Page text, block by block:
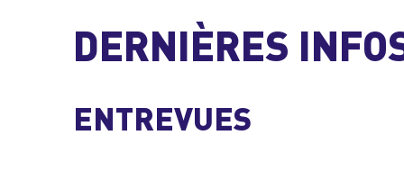
DERNIÈRES
ENTREVUES